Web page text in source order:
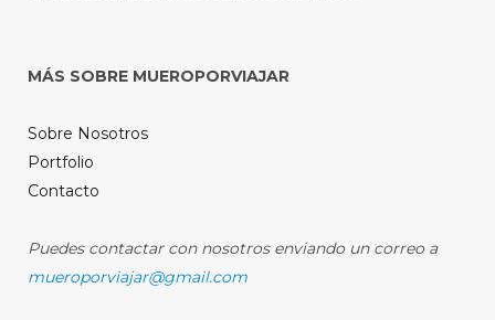
MÁS SOBRE MUEROPORVIAJAR
Sobre Nosotros
Portfolio
Contacto
Puedes contactar con nosotros enviando un correo a
mueroporviajar@gmail.com